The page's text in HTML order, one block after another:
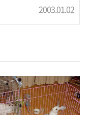
2003.01.02